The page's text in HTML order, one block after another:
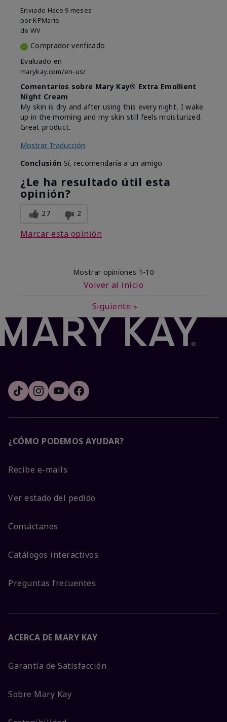
Enviado Hace 9 meses
por KPMarie
de WV
Comprador verificado
Evaluado en
marykay.com/en-us/
Comentarios sobre Mary Kay® Extra Emollient
Night Cream
My skin is dry and after using this every night, I wake
up in the morning and my skin still feels moisturized.
Great product.
Mostrar Traducción
Conclusión Sí, recomendaría a un amigo
¿Le ha resultado útil esta
opinión?
27 2
Marcar esta opinión
Mostrar opiniones 1-10
Volver al inicio
Siguiente »
¿CÓMO PODEMOS AYUDAR?
Recibe e-mails
Ver estado del pedido
Contáctanos
Catálogos interactivos
Preguntas frecuentes
ACERCA DE MARY KAY
Garantía de Satisfacción
Sobre Mary Kay